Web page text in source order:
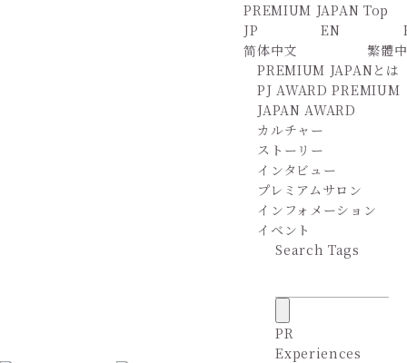
PREMIUM JAPAN Top
JP
EN
简体中文
繁體
PREMIUM JAPANとは
PJ AWARD PREMIUM
JAPAN AWARD
カルチャー
ストーリー
インタビュー
プレミアムサロン
インフォメーション
イベント
Search Tags
PR
Experiences